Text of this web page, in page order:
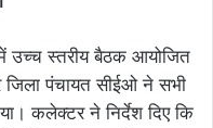
उच्च स्तरीय बैठक आयोजित
पंचायत सीईओ ने सभी
कलेक्टर ने निर्देश दिए कि